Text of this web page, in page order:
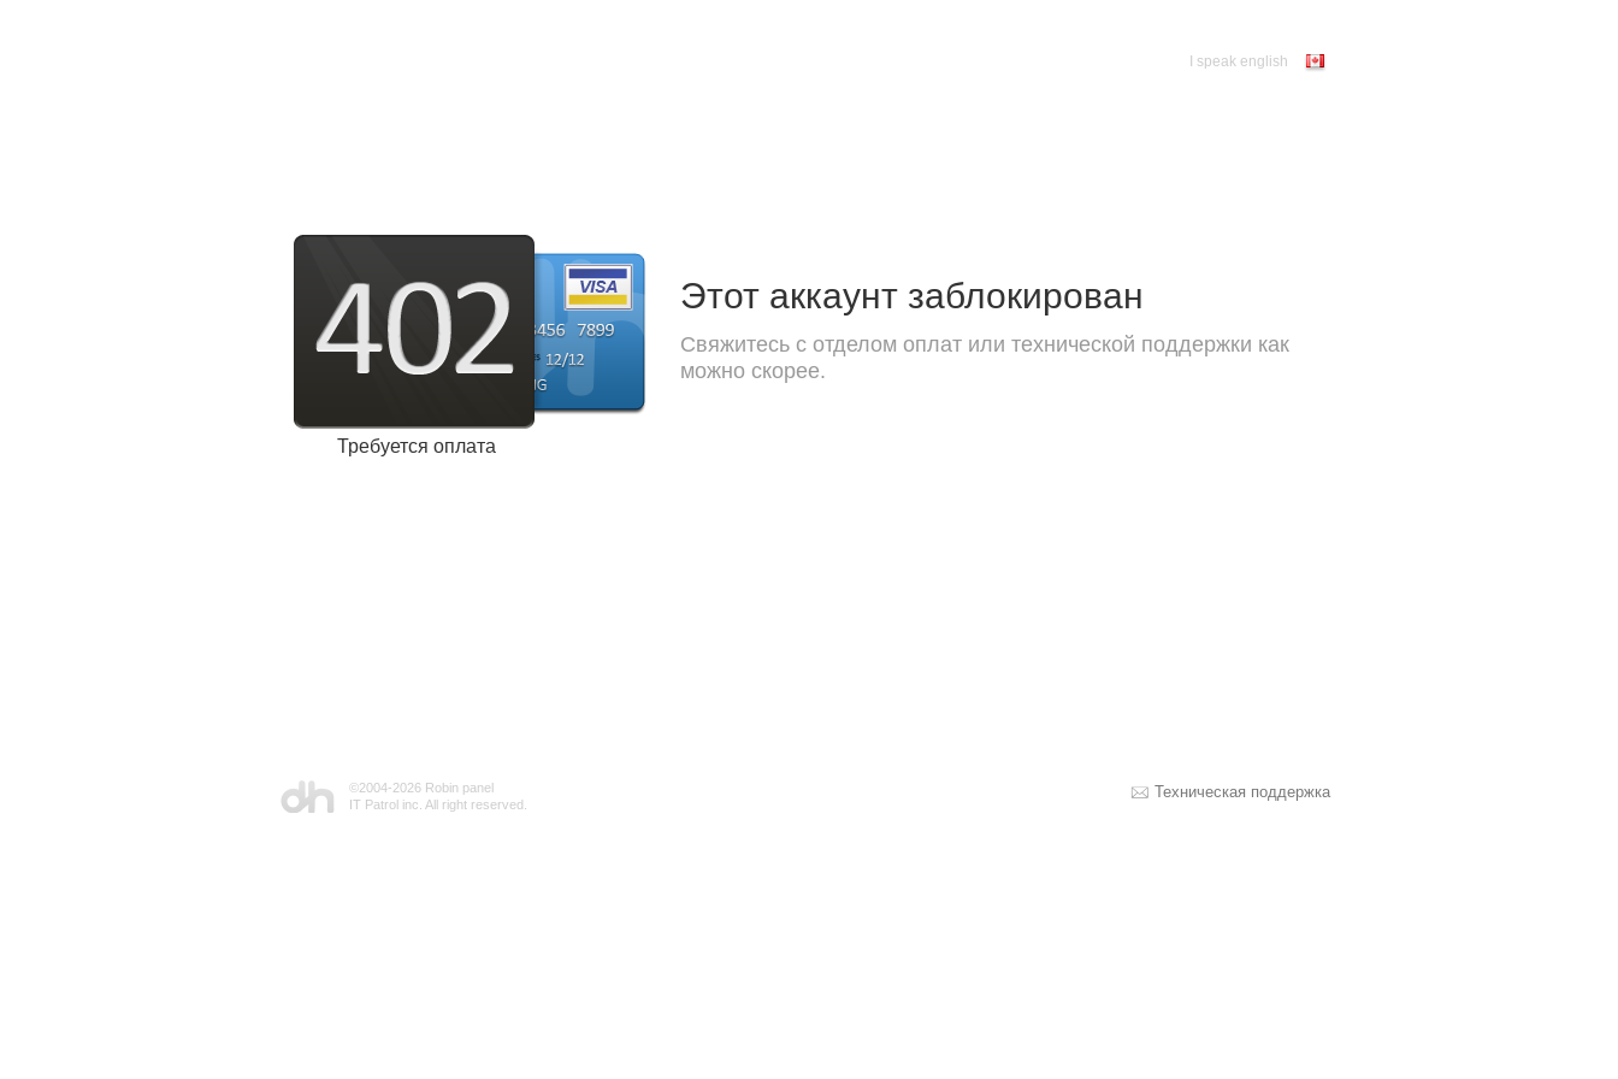
I speak english
Требуется оплата
Этот аккаунт заблокирован
Свяжитесь с отделом оплат или технической поддержки как
можно скорее.
Техническая поддержка
©2004-2026 Robin panel
IT Patrol inc. All right reserved.